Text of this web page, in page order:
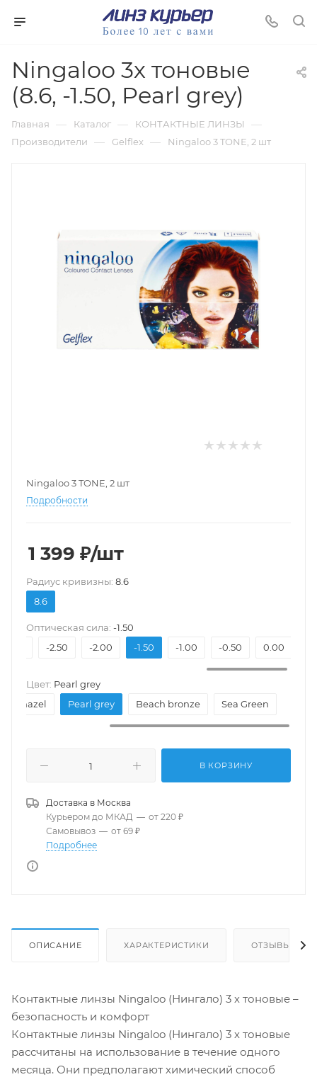
Ningaloo 3х тоновые
(8.6, -1.50, Pearl grey)
Главная — Каталог — КОНТАКТНЫЕ ЛИНЗЫ —
Производители — Gelflex — Ningaloo 3 TONE, 2 шт
Ningaloo 3 TONE, 2 шт
Подробности
1 399 ₽/шт
Pадиус кривизны: 8.6
8.6
Оптическая сила: -1.50
-2.50 -2.00 -1.50 -1.00 -0.50 0.00
Цвет: Pearl grey
hazel
Pearl grey Beach bronze Sea Green
В КОРЗИНУ
Доставка в Москва
Курьером до МКАД — от 220 ₽
Самовывоз — от 69 ₽
Подробнее
ОПИСАНИЕ ХАРАКТЕРИСТИКИ ОТЗЫВЫ
Контактные линзы Ningaloo (Нингало) 3 х тоновые –
безопасность и комфорт
Контактные линзы Ningaloo (Нингало) 3 х тоновые
рассчитаны на использование в течение одного
месяца. Они предполагают химический способ